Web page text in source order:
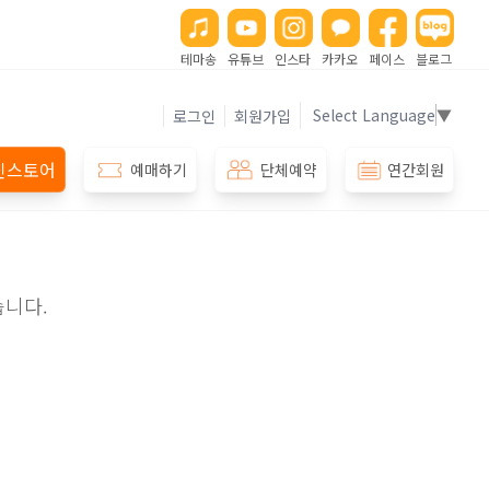
테마송 유튜브 인스타 카카오 페이스 블로그
로그인 회원가입 Select Language▼
스토어 예매하기 단체예약 연간회원
다.